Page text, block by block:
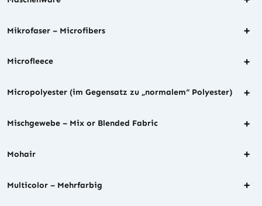
Mikrofaser – Microfibers +
Microfleece +
Micropolyester (im Gegensatz zu „normalem“ Polyester) +
Mischgewebe – Mix or Blended Fabric +
Mohair +
Multicolor – Mehrfarbig +